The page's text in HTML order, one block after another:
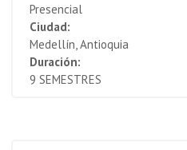
Presencial
Ciudad:
Medellín, Antioquia
Duración:
9 SEMESTRES